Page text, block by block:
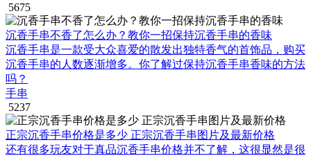
5675
沉香手串不香了怎么办？教你一招保持沉香手串的香味
沉香手串是一款受大众喜爱的散发出独特香气的首饰品，购买
沉香手串的人数逐渐增多。你了解过保持沉香手串香味的方法
吗？
手串
5237
正宗沉香手串价格是多少 正宗沉香手串图片及最新价格
还有很多玩友对于真品沉香手串价格并不了解，这很显然是很